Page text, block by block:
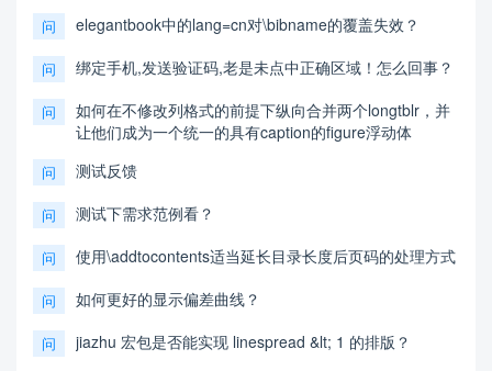
问 elegantbook中的lang=cn对\bibname的覆盖失效？
问 绑定手机,发送验证码,老是未点中正确区域！怎么回事？
问
如何在不修改列格式的前提下纵向合并两个longtblr，并
让他们成为一个统一的具有caption的figure浮动体
问 测试反馈
问 测试下需求范例看？
问 使用\addtocontents适当延长目录长度后页码的处理方式
问 如何更好的显示偏差曲线？
问 jiazhu 宏包是否能实现 linespread &lt; 1 的排版？